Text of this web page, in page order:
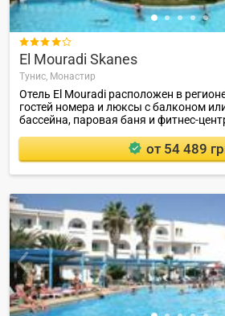

El Mouradi Skanes
Тунис, Монастир
Отель El Mouradi расположен в
гостей номера и люксы с балконом
бассейна, паровая баня и фитнес-
от 54 489